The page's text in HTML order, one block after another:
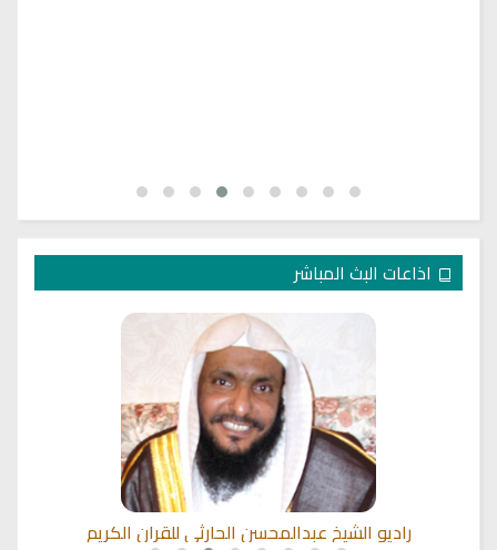
اذاعات البث المباشر
راديو الشيخ عبدالمحسن الحارثي للقران الكريم